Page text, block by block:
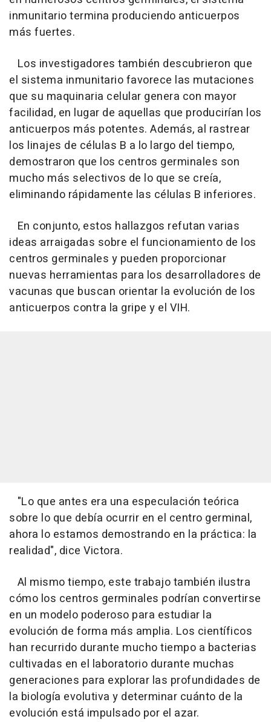
inmunitario termina produciendo anticuerpos
más fuertes.
Los investigadores también descubrieron que
el sistema inmunitario favorece las mutaciones
que su maquinaria celular genera con mayor
facilidad, en lugar de aquellas que producirían los
anticuerpos más potentes. Además, al rastrear
los linajes de células B a lo largo del tiempo,
demostraron que los centros germinales son
mucho más selectivos de lo que se creía,
eliminando rápidamente las células B inferiores.
En conjunto, estos hallazgos refutan varias
ideas arraigadas sobre el funcionamiento de los
centros germinales y pueden proporcionar
nuevas herramientas para los desarrolladores de
vacunas que buscan orientar la evolución de los
anticuerpos contra la gripe y el VIH.
"Lo que antes era una especulación teórica
sobre lo que debía ocurrir en el centro germinal,
ahora lo estamos demostrando en la práctica: la
realidad", dice Victora.
Al mismo tiempo, este trabajo también ilustra
cómo los centros germinales podrían convertirse
en un modelo poderoso para estudiar la
evolución de forma más amplia. Los científicos
han recurrido durante mucho tiempo a bacterias
cultivadas en el laboratorio durante muchas
generaciones para explorar las profundidades de
la biología evolutiva y determinar cuánto de la
evolución está impulsado por el azar.